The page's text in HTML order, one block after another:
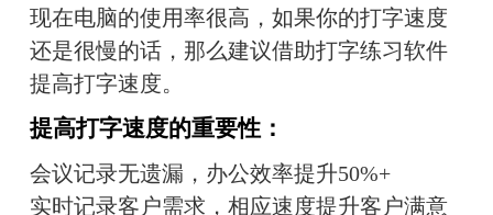
现在电脑的使用率很高，如果你的打字速度
还是很慢的话，那么建议借助打字练习软件
提高打字速度。
提高打字速度的重要性：
会议记录无遗漏，办公效率提升50%+
实时记录客户需求，相应速度提升客户满意